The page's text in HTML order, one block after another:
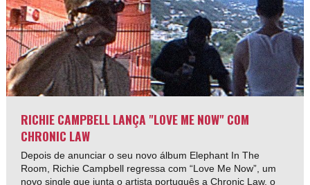
RICHIE CAMPBELL LANÇA "LOVE ME NOW" COM
CHRONIC LAW
Depois de anunciar o seu novo álbum Elephant In The
Room, Richie Campbell regressa com “Love Me Now”, um
novo single que junta o artista português a Chronic Law, o